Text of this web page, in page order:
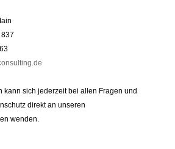
kann sich jederzeit bei allen Fragen und
direkt an unseren
wenden.